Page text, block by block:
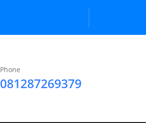
Phone
081287269379